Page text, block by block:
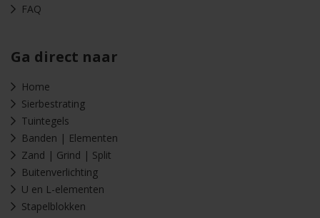
FAQ
Ga direct naar
Home
Sierbestrating
Tuintegels
Banden | Elementen
Zand | Grind | Split
Buitenverlichting
U en L-elementen
Stapelblokken